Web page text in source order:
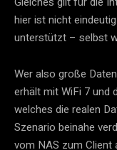
hier ist nicht
unterstützt – selbst
Wer also große
erhält mit WiFi 7 und
welches die realen
Szenario beinahe
vom NAS zum Client